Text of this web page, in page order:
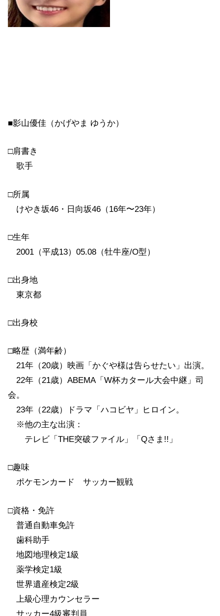
■影山優佳（かげやま ゆうか）
□肩書き
歌手
□所属
けやき坂46・日向坂46（16年〜23年）
□生年
2001（平成13）05.08（牡牛座/O型）
□出身地
東京都
□出身校
□略歴（満年齢）
21年（20歳）映画「かぐや様は告らせたい」出演。
22年（21歳）ABEMA「W杯カタール大会中継」司
会。
23年（22歳）ドラマ「ハコビヤ」ヒロイン。
※他の主な出演：
テレビ「THE突破ファイル」「Qさま!!」
□趣味
ポケモンカード サッカー観戦
□資格・免許
普通自動車免許
歯科助手
地図地理検定1級
薬学検定1級
世界遺産検定2級
上級心理カウンセラー
サッカー4級審判員